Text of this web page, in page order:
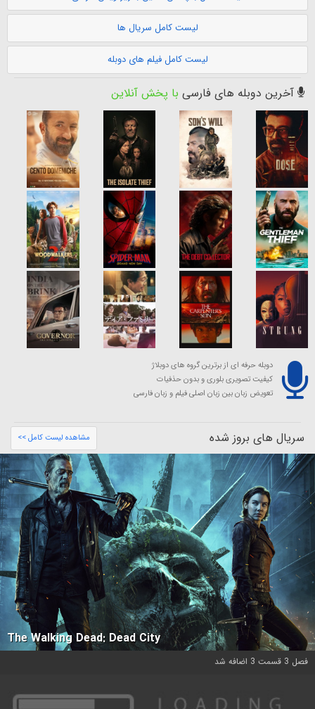
لیست کامل سریال ها
لیست کامل فیلم های دوبله
آخرین دوبله های فارسی با پخش آنلاین
دوبله حرفه ای از برترین گروه های دوبلاژ
کیفیت تصویری بلوری و بدون حذفیات
تعویض زبان بین زبان اصلی فیلم و زبان فارسی
سریال های بروز شده مشاهده لیست کامل >>
The Walking Dead: Dead City
فصل 3 قسمت 3 اضافه شد